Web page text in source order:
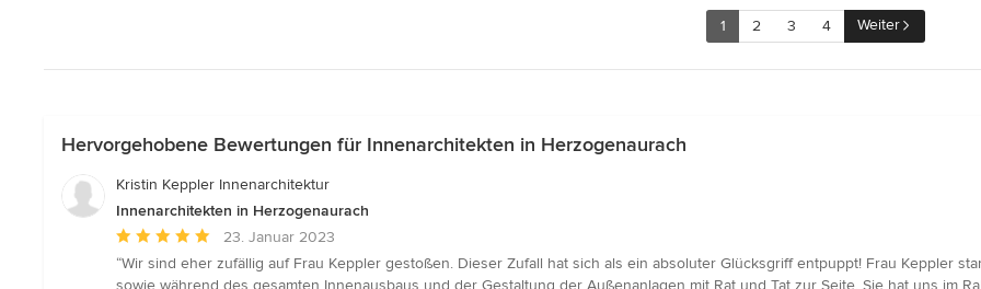
1 2 3 4 Weiter
Hervorgehobene Bewertungen für Innenarchitekten in Herzogenaurach
Kristin Keppler Innenarchitektur
Innenarchitekten in Herzogenaurach
Durchschnittliche
Bewertung:
5
23. Januar 2023
“Wir sind eher zufällig auf Frau Keppler gestoßen. Dieser Zufall hat sich als ein absoluter Glücksgriff entpuppt! Frau Keppler
sowie während des gesamten Innenausbaus und der Gestaltung der Außenanlagen mit Rat und Tat zur Seite. Sie hat uns im